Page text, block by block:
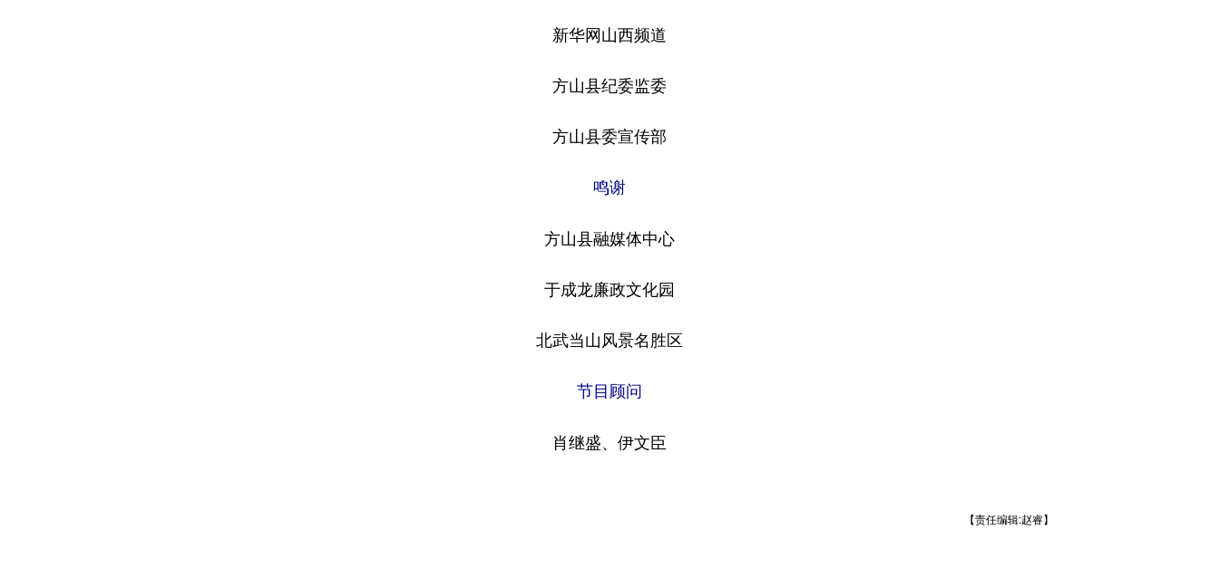
新华网山西频道
方山县纪委监委
方山县委宣传部
鸣谢
方山县融媒体中心
于成龙廉政文化园
北武当山风景名胜区
节目顾问
肖继盛、伊文臣
【责任编辑:赵睿】